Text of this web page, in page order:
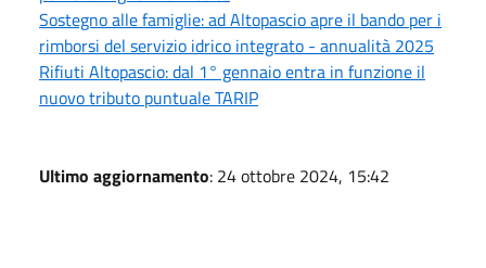
Sostegno alle famiglie: ad Altopascio apre il bando per i
rimborsi del servizio idrico integrato - annualità 2025
Rifiuti Altopascio: dal 1° gennaio entra in funzione il
nuovo tributo puntuale TARIP
Ultimo aggiornamento: 24 ottobre 2024, 15:42